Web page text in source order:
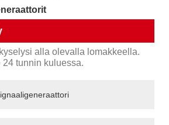
alla olevalla lomakkeella.
tunnin kuluessa.